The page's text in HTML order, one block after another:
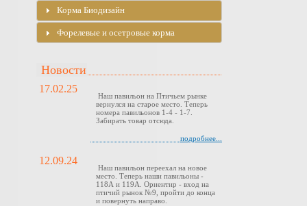
Корма Биодизайн
Форелевые и осетровые корма
Новости
17.02.25
Наш павильон на Птичьем рынке
вернулся на старое место. Теперь
номера павильонов 1-4 - 1-7.
Забирать товар отсюда.
подробнее...
12.09.24
Наш павильон переехал на новое
место. Теперь наши павильоны -
118А и 119А. Ориентир - вход на
птичий рынок №9, пройти до конца
и повернуть направо.